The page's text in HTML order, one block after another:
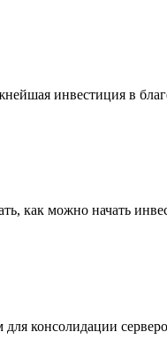
инвестиция в
как можно начать
консолидации